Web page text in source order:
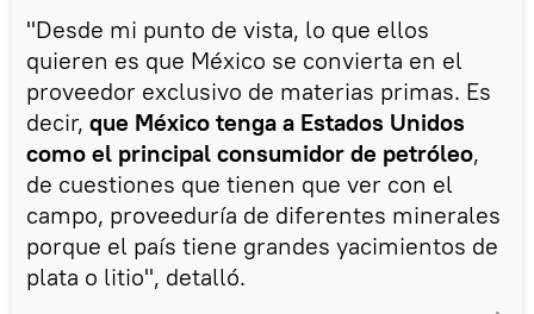
"Desde mi punto de vista, lo que ellos
quieren es que México se convierta en el
proveedor exclusivo de materias primas. Es
decir, que México tenga a Estados Unidos
como el principal consumidor de petróleo,
de cuestiones que tienen que ver con el
campo, proveeduría de diferentes minerales
porque el país tiene grandes yacimientos de
plata o litio", detalló.